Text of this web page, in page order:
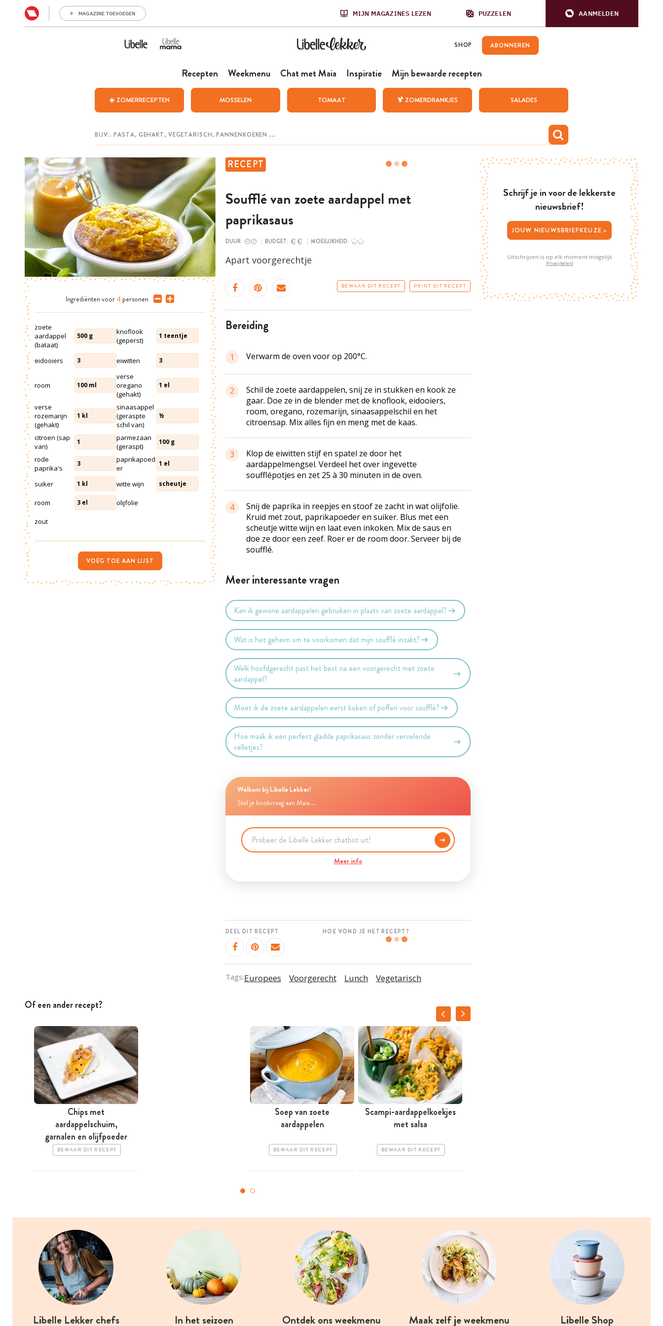
MAGAZINE TOEVOEGEN MIJN MAGAZINES LEZEN PUZZELEN AANMELDEN
SHOP ABONNEREN
Recepten Weekmenu Chat met Maia Inspiratie Mijn bewaarde recepten
☀️ ZOMERRECEPTEN MOSSELEN TOMAAT 🍹 ZOMERDRANKJES SALADES
RECEPT
Soufflé van zoete aardappel met
paprikasaus
DUUR: BUDGET: MOEILIJKHEID:
Apart voorgerechtje
BEWAAR DIT RECEPT PRINT DIT RECEPT
bereiding
1 Verwarm de oven voor op 200°C.
2
Schil de zoete aardappelen, snij ze in stukken en kook ze
gaar. Doe ze in de blender met de knoflook, eidooiers,
room, oregano, rozemarijn, sinaasappelschil en het
citroensap. Mix alles fijn en meng met de kaas.
3
Klop de eiwitten stijf en spatel ze door het
aardappelmengsel. Verdeel het over ingevette
soufflépotjes en zet 25 à 30 minuten in de oven.
4
Snij de paprika in reepjes en stoof ze zacht in wat olijfolie.
Kruid met zout, paprikapoeder en suiker. Blus met een
scheutje witte wijn en laat even inkoken. Mix de saus en
doe ze door een zeef. Roer er de room door. Serveer bij de
soufflé.
Meer interessante vragen
Kan ik gewone aardappelen gebruiken in plaats van zoete aardappel?
Wat is het geheim om te voorkomen dat mijn soufflé inzakt?
Welk hoofdgerecht past het best na een voorgerecht met zoete
aardappel?
Moet ik de zoete aardappelen eerst koken of poffen voor soufflé?
Hoe maak ik een perfect gladde paprikasaus zonder vervelende
velletjes?
Welkom bij Libelle Lekker!
Stel je kookvraag aan Maia...
Meer info
DEEL DIT RECEPT HOE VOND JE HET RECEPT?
Tags:Europees Voorgerecht Lunch Vegetarisch
Ingrediënten voor 4 personen
zoete
aardappel
(bataat)
500 g
knoflook
(geperst)
1 teentje
eidooiers 3 eiwitten 3
room 100 ml
verse
oregano
(gehakt)
1 el
verse
rozemarijn
(gehakt)
1 kl
sinaasappel
(geraspte
schil van)
½
citroen (sap
van)
1
parmezaan
(geraspt)
100 g
rode
paprika's
3
paprikapoed
er
1 el
suiker 1 kl witte wijn scheutje
room 3 el olijfolie
zout
VOEG TOE AAN LIJST
Of een ander recept?
Chips met
aardappelschuim,
garnalen en olijfpoeder
BEWAAR DIT RECEPT
Soep van zoete
aardappelen
BEWAAR DIT RECEPT
Scampi-aardappelkoekjes
met salsa
BEWAAR DIT RECEPT
Schrijf je in voor de lekkerste
nieuwsbrief!
JOUW NIEUWSBRIEFKEUZE >
Uitschrijven is op elk moment mogelijk
Privacybeleid
Libelle Lekker chefs In het seizoen Ontdek ons weekmenu Maak zelf je weekmenu Libelle Shop